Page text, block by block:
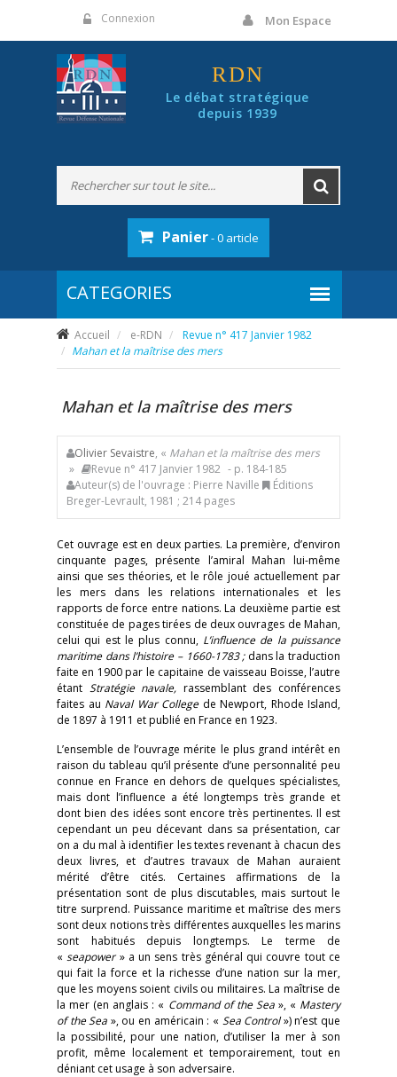
Connexion Mon Espace
RDN
Le débat stratégique
depuis 1939
Panier- 0 article
Accueil e-RDN
Revue n° 417 Janvier 1982
Mahan et la maîtrise des mers
Mahan et la maîtrise des mers
Olivier Sevaistre, « Mahan et la maîtrise des mers
»
Revue n° 417 Janvier 1982 - p. 184-185
Auteur(s) de l'ouvrage : Pierre Naville
Éditions
Breger-Levrault, 1981 ; 214 pages
Cet ouvrage est en deux parties. La première, d’environ
cinquante pages, présente l’amiral Mahan lui-même
ainsi que ses théories, et le rôle joué actuellement par
les mers dans les relations internationales et les
rapports de force entre nations. La deuxième partie est
constituée de pages tirées de deux ouvrages de Mahan,
celui qui est le plus connu, L’influence de la puissance
maritime dans l’histoire– 1660-1783 ;dans la traduction
faite en 1900 par le capitaine de vaisseau Boisse, l’autre
étant Stratégie navale, rassemblant des conférences
faites au Naval War Collegede Newport, Rhode Island,
de 1897 à 1911 et publié en France en 1923.
L’ensemble de l’ouvrage mérite le plus grand intérêt en
raison du tableau qu’il présente d’une personnalité peu
connue en France en dehors de quelques spécialistes,
mais dont l’influence a été longtemps très grande et
dont bien des idées sont encore très pertinentes. Il est
cependant un peu décevant dans sa présentation, car
on a du mal à identifier les textes revenant à chacun des
deux livres, et d’autres travaux de Mahan auraient
mérité d’être cités. Certaines affirmations de la
présentation sont de plus discutables, mais surtout le
titre surprend. Puissance maritime et maîtrise des mers
sont deux notions très différentes auxquelles les marins
sont habitués depuis longtemps. Le terme de
« seapower» a un sens très général qui couvre tout ce
qui fait la force et la richesse d’une nation sur la mer,
que les moyens soient civils ou militaires. La maîtrise de
la mer (en anglais : « Command of the Sea», « Mastery
of the Sea », ou en américain : « Sea Control») n’est que
la possibilité, pour une nation, d’utiliser la mer à son
profit, même localement et temporairement, tout en
déniant cet usage à son adversaire.